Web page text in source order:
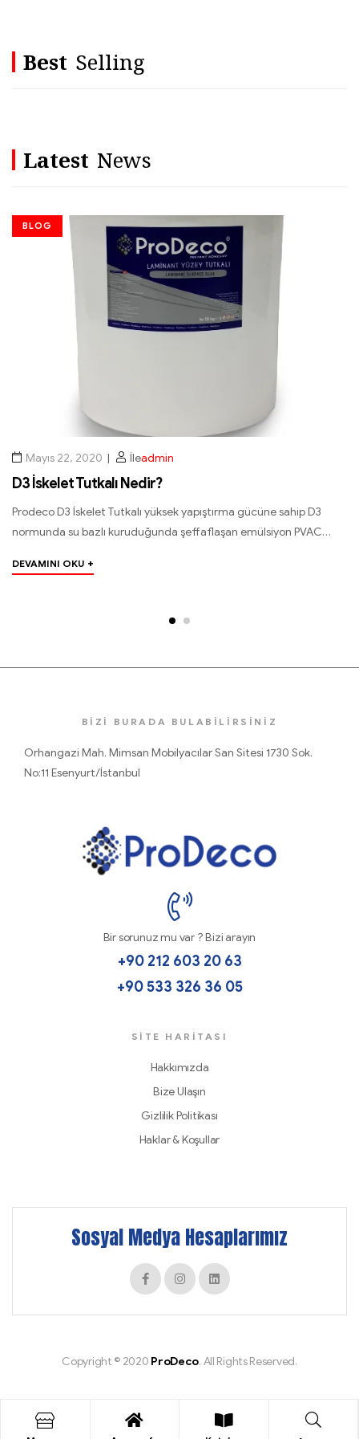
Best Selling
Latest News
D3
PVAC
BLOG
Mart 10, 2025
D3 Tutkalları ile Güçlü ve Dayanıklı Ahşap
Çözümleri
Ahşap sektöründe dayanıklı ve kaliteli yapıştırma
yapımı, inşaat sektöründe…
BİZİ BURADA BULABİLİRSİNİZ
Orhangazi Mah. Mimsan Mobilyacılar San Sitesi 1730 Sok.
No:11 Esenyurt/İstanbul
ProDecoTutkal
Bir sorunuz mu var ? Bizi arayın
+90 212 603 20 63
+90 533 326 36 05
SİTE HARITASI
Hakkımızda
Bize Ulaşın
Gizlilik Politikası
Haklar & Koşullar
Sosyal Medya Hesaplarımız
Copyright © 2020 ProDeco. All Rights Reserved.